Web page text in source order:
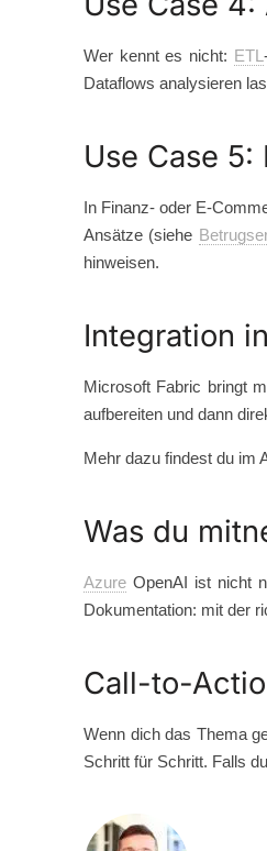
Wer kennt es nicht: ETL
Dataflows analysieren
Use Case
In Finanz- oder E-
Ansätze (siehe
hinweisen.
Integration
Microsoft Fabric bringt
aufbereiten und dann
Mehr dazu findest du im
Was du
Azure OpenAI ist nicht
Dokumentation: mit der
Call-to-
Wenn dich das Thema
Schritt für Schritt. Falls